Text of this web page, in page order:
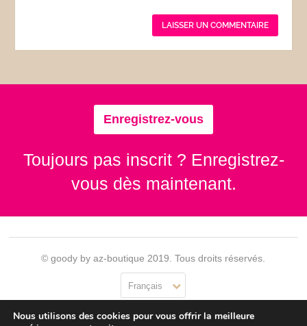
Enregistrez-vous
Toujours pas inscrit ? Enregistrez-
vous dès maintenant.
© goody by az-boutique 2019. Tous droits réservés.
Français
Contact Se connecter Confidentialité CGU
Nous utilisons des cookies pour vous offrir la meilleure